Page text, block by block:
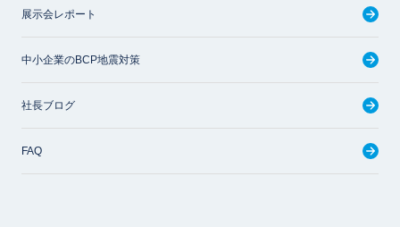
展示会レポート
中小企業のBCP地震対策
社長ブログ
FAQ